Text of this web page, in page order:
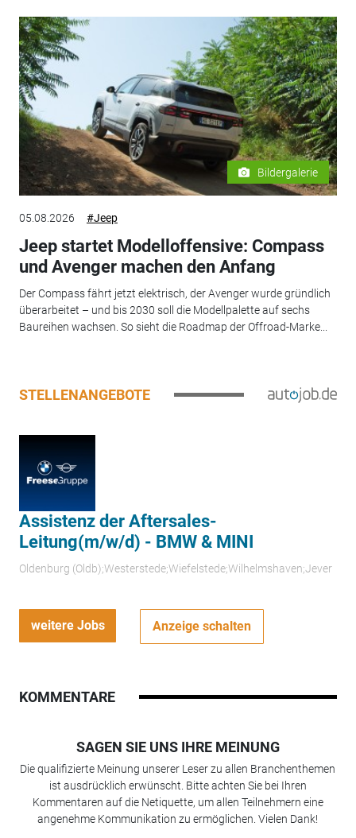
Bildergalerie
05.08.2026 #Jeep
Jeep startet Modelloffensive: Compass
und Avenger machen den Anfang
Der Compass fährt jetzt elektrisch, der Avenger wurde gründlich
überarbeitet – und bis 2030 soll die Modellpalette auf sechs
Baureihen wachsen. So sieht die Roadmap der Offroad-Marke...
STELLENANGEBOTE
Assistenz der Aftersales-
Leitung(m/w/d) - BMW & MINI
Oldenburg (Oldb);Westerstede;Wiefelstede;Wilhelmshaven;Jever
weitere Jobs Anzeige schalten
KOMMENTARE
SAGEN SIE UNS IHRE MEINUNG
Die qualifizierte Meinung unserer Leser zu allen Branchenthemen
ist ausdrücklich erwünscht. Bitte achten Sie bei Ihren
Kommentaren auf die Netiquette, um allen Teilnehmern eine
angenehme Kommunikation zu ermöglichen. Vielen Dank!